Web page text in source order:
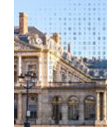
nouvellement
dégrad...
poursuit
sa
transformation
numérique
pour
une